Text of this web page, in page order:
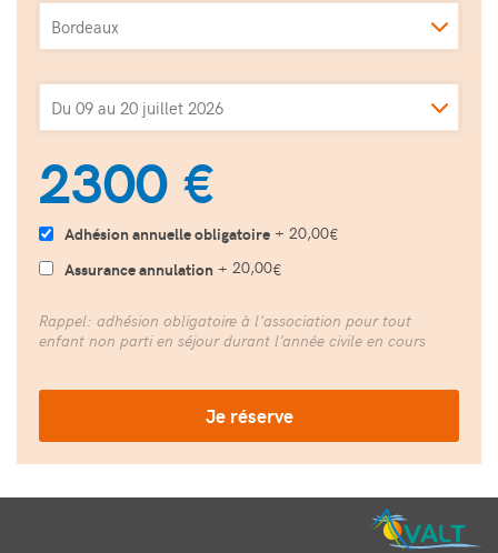
Bordeaux
du 09 au 20 juillet 2026
2300 €
Adhésion annuelle obligatoire + 20,00€
Assurance annulation + 20,00€
Rappel: adhésion obligatoire à l'association pour tout
enfant non parti en séjour durant l’année civile en cours
Je réserve